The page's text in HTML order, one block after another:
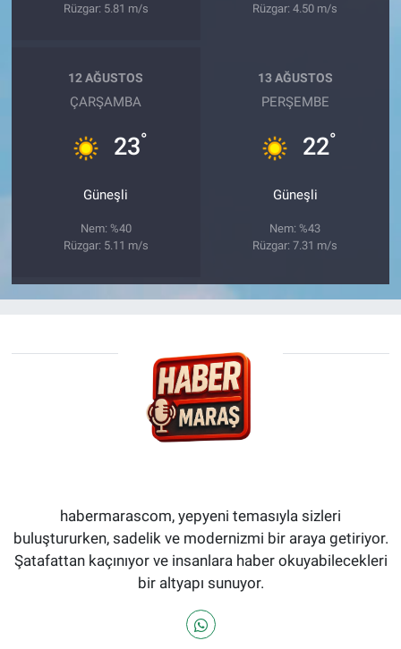
Rüzgar: 5.81 m/s
Rüzgar: 4.50 m/s
12 AĞUSTOS
ÇARŞAMBA
23°
Güneşli
Nem: %40
Rüzgar: 5.11 m/s
13 AĞUSTOS
PERŞEMBE
22°
Güneşli
Nem: %43
Rüzgar: 7.31 m/s
habermarascom, yepyeni temasıyla sizleri
buluştururken, sadelik ve modernizmi bir araya getiriyor.
Şatafattan kaçınıyor ve insanlara haber okuyabilecekleri
bir altyapı sunuyor.